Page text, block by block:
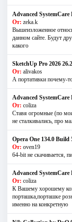
Advanced SystemCare
От: zeka.k
Вышеизложенное
данном сайте. Будут
какого
SketchUp Pro 2026
От: alivakos
А портативки почему-
Advanced SystemCare
От: coliza
Ставя огромные (по
не сталкивались, про
Opera One 134.0 Build
От: oven19
64-bit не скачивается,
Advanced SystemCare
От: coliza
К Вашему хорошему
порташка,порташке
именно на конкретную